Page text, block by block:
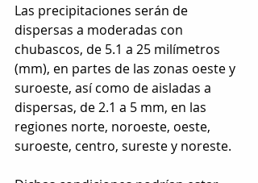
Las precipitaciones serán de
dispersas a moderadas con
chubascos, de 5.1 a 25 milímetros
(mm), en partes de las zonas oeste y
suroeste, así como de aisladas a
dispersas, de 2.1 a 5 mm, en las
regiones norte, noroeste, oeste,
suroeste, centro, sureste y noreste.